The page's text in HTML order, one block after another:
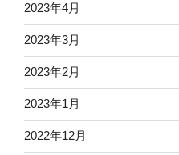
2023年4月
2023年3月
2023年2月
2023年1月
2022年12月